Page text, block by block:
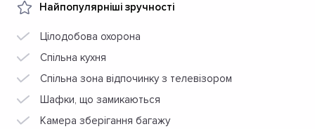
Найпопулярніші зручності
Цілодобова охорона
Спільна кухня
Спільна зона відпочинку з телевізором
Шафки, що замикаються
Камера зберігання багажу